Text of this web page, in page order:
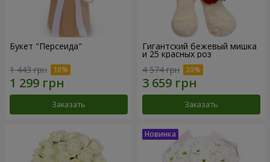
Букет "Персеида"
1 443 грн
Заказать
Гигантский бежевый мишка
и 25 красных роз
4 574 грн
Заказать